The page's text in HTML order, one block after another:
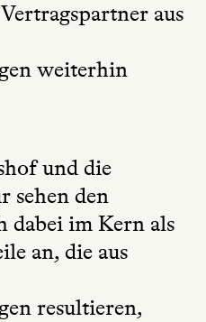
aus
weiterhin
und die
sehen den
dabei im Kern als
an, die aus
resultieren,